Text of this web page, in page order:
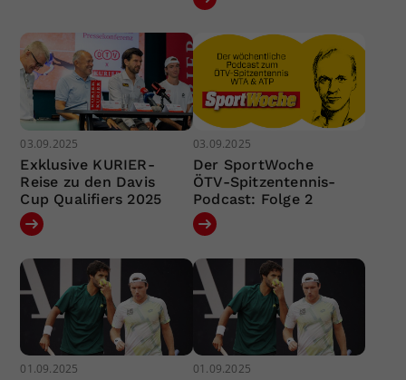
03.09.2025
Exklusive KURIER-
Reise zu den Davis
Cup Qualifiers 2025
03.09.2025
Der SportWoche
ÖTV-Spitzentennis-
Podcast: Folge 2
01.09.2025 01.09.2025